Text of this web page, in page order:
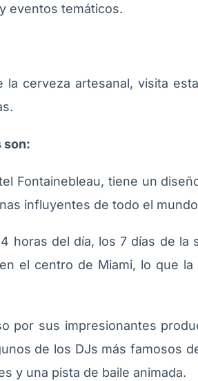
eventos temáticos.
la cerveza artesanal, visita
son:
Fontainebleau, tiene un
influyentes de todo el
horas del día, los 7 días de la
el centro de Miami, lo que
por sus impresionantes
de los DJs más famosos
y una pista de baile animada.